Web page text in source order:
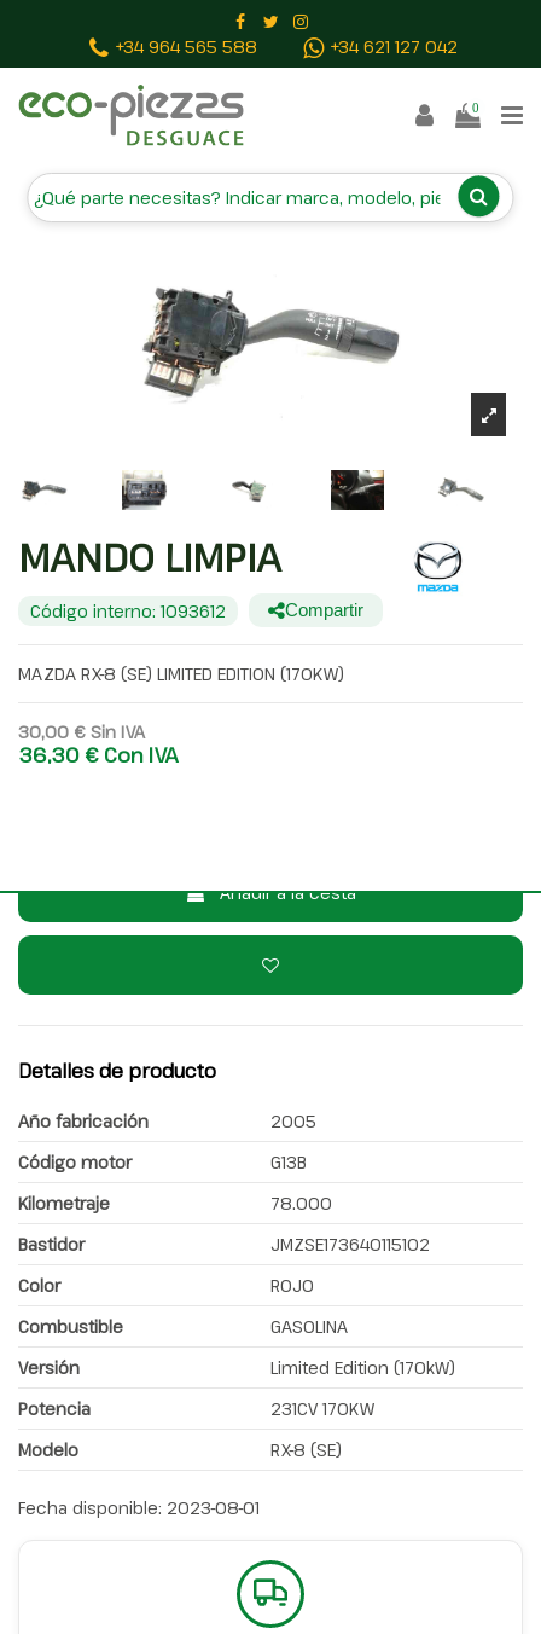
+34 964 565 588 +34 621 127 042
0
MANDO LIMPIA
MANDO LIMPIA
Código interno: 1093612 Compartir
MAZDA RX-8 (SE) LIMITED EDITION (170KW)
30,00 € Sin IVA
36,30 € Con IVA
Añadir a la cesta
Detalles de producto
Año fabricación
2005
Código motor
G13B
Kilometraje
78.000
Bastidor
JMZSE173640115102
Color
ROJO
Combustible
GASOLINA
Versión
Limited Edition (170kW)
Potencia
231CV 170KW
Modelo
RX-8 (SE)
Fecha disponible: 2023-08-01